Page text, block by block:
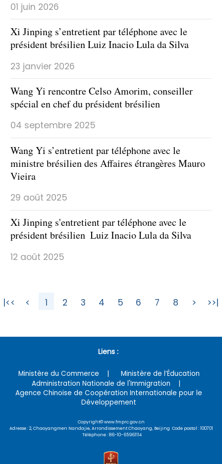
01 juin 2026
Xi Jinping s’entretient par téléphone avec le
président brésilien Luiz Inacio Lula da Silva
23 janvier 2026
Wang Yi rencontre Celso Amorim, conseiller
spécial en chef du président brésilien
04 septembre 2025
Wang Yi s’entretient par téléphone avec le
ministre brésilien des Affaires étrangères Mauro
Vieira
29 août 2025
Xi Jinping s'entretient par téléphone avec le
président brésilien Luiz Inacio Lula da Silva
12 août 2025
|<< < 1 2 3 4 5 6 7 8 > >>|
Liens :
Ministère du Commerce
Ministère de l’Éducation
Administration Nationale de l'Immigration
Agence Chinoise de Coopération Internationale pour le
Développement
Copyright© www.fmprc.gov.cn
Adresse : 2, Chaoyangmen Nandajie, Arrondissement Chaoyang, Beijing Code postal : 100701
Téléphone : 86-10-65961114